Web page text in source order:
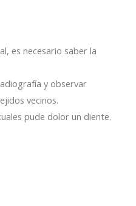
es necesario saber la
y observar
vecinos.
pude dolor un diente.